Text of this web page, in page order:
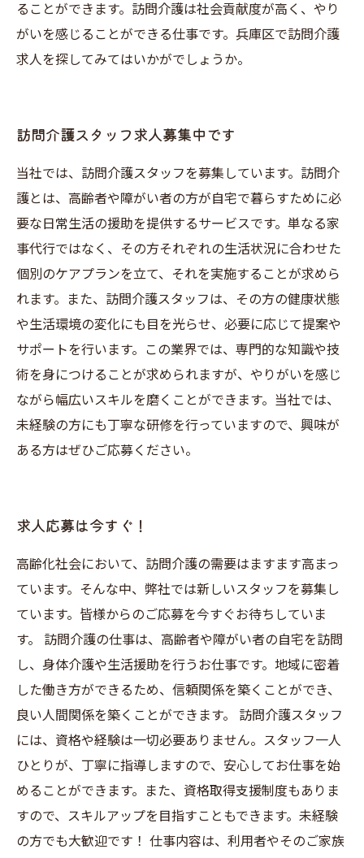
ることができます。訪問介護は社会貢献度が高く、やり
がいを感じることができる仕事です。兵庫区で訪問介護
求人を探してみてはいかがでしょうか。
訪問介護スタッフ求人募集中です
当社では、訪問介護スタッフを募集しています。訪問介
護とは、高齢者や障がい者の方が自宅で暮らすために必
要な日常生活の援助を提供するサービスです。単なる家
事代行ではなく、その方それぞれの生活状況に合わせた
個別のケアプランを立て、それを実施することが求めら
れます。また、訪問介護スタッフは、その方の健康状態
や生活環境の変化にも目を光らせ、必要に応じて提案や
サポートを行います。この業界では、専門的な知識や技
術を身につけることが求められますが、やりがいを感じ
ながら幅広いスキルを磨くことができます。当社では、
未経験の方にも丁寧な研修を行っていますので、興味が
ある方はぜひご応募ください。
求人応募は今すぐ！
高齢化社会において、訪問介護の需要はますます高まっ
ています。そんな中、弊社では新しいスタッフを募集し
ています。皆様からのご応募を今すぐお待ちしていま
す。 訪問介護の仕事は、高齢者や障がい者の自宅を訪問
し、身体介護や生活援助を行うお仕事です。地域に密着
した働き方ができるため、信頼関係を築くことができ、
良い人間関係を築くことができます。 訪問介護スタッフ
には、資格や経験は一切必要ありません。スタッフ一人
ひとりが、丁寧に指導しますので、安心してお仕事を始
めることができます。また、資格取得支援制度もありま
すので、スキルアップを目指すこともできます。未経験
の方でも大歓迎です！ 仕事内容は、利用者やそのご家族